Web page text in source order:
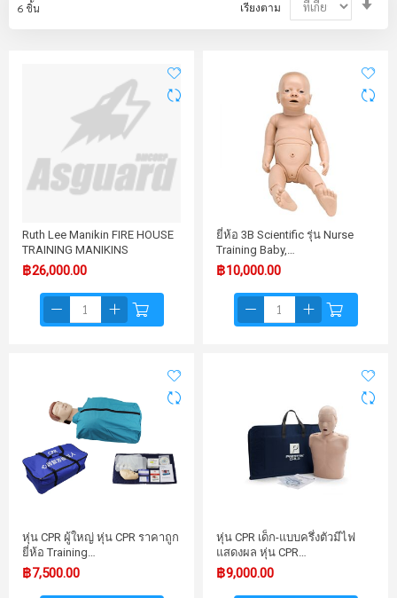
6 ชิ้น เรียงตาม
Ruth Lee Manikin FIRE HOUSE
TRAINING MANIKINS
฿26,000.00
ยี่ห้อ 3B Scientific รุ่น Nurse
Training Baby,…
฿10,000.00
หุ่น CPR ผู้ใหญ่ หุ่น CPR ราคาถูก
ยี่ห้อ Training…
฿7,500.00
หุ่น CPR เด็ก-แบบครึ่งตัวมีไฟ
แสดงผล หุ่น CPR…
฿9,000.00